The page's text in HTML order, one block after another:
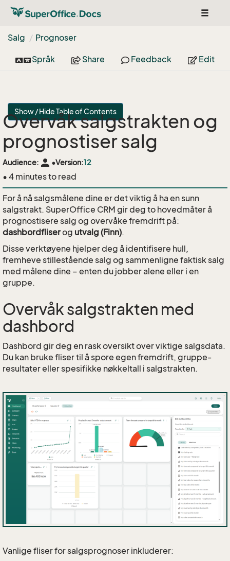
Toggle
Salg
Prognoser
Språk Share Feedback Edit
Show / Hide Table of Contents
Overvåk salgstrakten og
prognostiser salg
Audience: person •Version:12
• 4 minutes to read
For å nå salgs­målene dine er det viktig å ha en sunn
salgstrakt. SuperOffice CRM gir deg to hovedmåter å
prognostisere salg og overvåke fremdrift på:
dashbordfliserog utvalg (Finn).
Disse verktøyene hjelper deg å identifisere hull,
fremheve stillestående salg og sammenligne faktisk salg
med målene dine – enten du jobber alene eller i en
gruppe.
Overvåk salgstrakten med
dashbord
Dashbord gir deg en rask oversikt over viktige salgsdata.
Du kan bruke fliser til å spore egen fremdrift, gruppe­
resultater eller spesifikke nøkkeltall i salgstrakten.
Vanlige fliser for salgsprognoser inkluderer: